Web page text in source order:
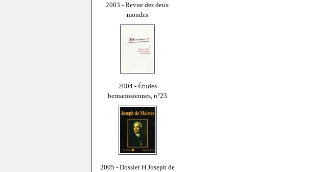
2003 - Revue des deux
mondes
2004 - Études
bernanosiennes, n°23
2005 - Dossier H Joseph de